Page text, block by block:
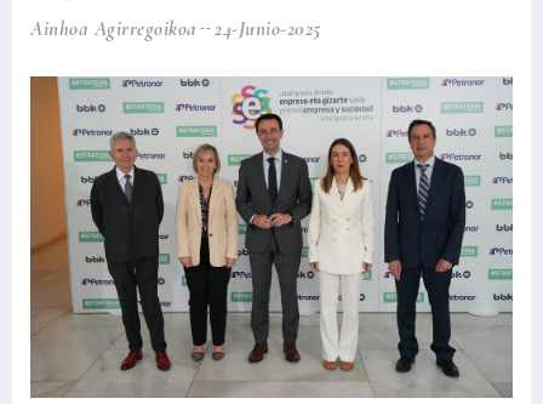
Ainhoa Agirregoikoa 24-Junio-2025